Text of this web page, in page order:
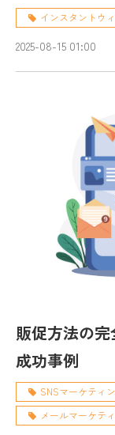
インスタントウ
2025-08-15 01:00
販促方法の
成功事例
SNSマーケティ
メールマーケテ